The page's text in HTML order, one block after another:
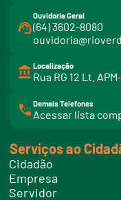
Ouvidoria Geral
(64) 3602-8080
Localização
Rua RG 12 Lt.
Demais Telefones
Acessar lista
i
t
e
l
f
o
Serviços ao
Cidadão
Empresa
Servidor